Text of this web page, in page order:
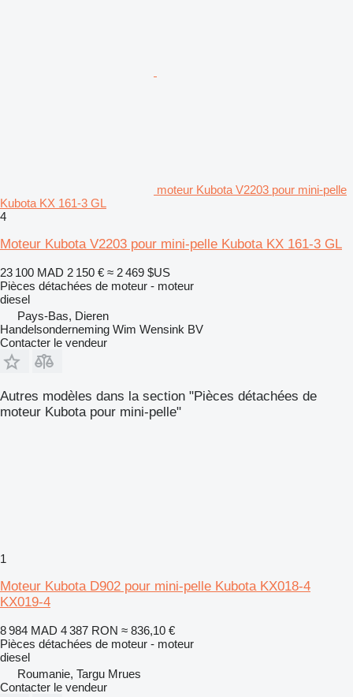
moteur Kubota V2203 pour mini-pelle
Kubota KX 161-3 GL
4
Moteur Kubota V2203 pour mini-pelle Kubota KX 161-3 GL
23 100 MAD 2 150 € ≈ 2 469 $US
Pièces détachées de moteur - moteur
diesel
Pays-Bas, Dieren
Handelsonderneming Wim Wensink BV
Contacter le vendeur
Autres modèles dans la section "Pièces détachées de
moteur Kubota pour mini-pelle"
1
Moteur Kubota D902 pour mini-pelle Kubota KX018-4
KX019-4
8 984 MAD 4 387 RON ≈ 836,10 €
Pièces détachées de moteur - moteur
diesel
Roumanie, Targu Mrues
Contacter le vendeur